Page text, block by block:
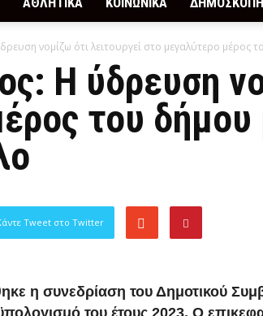
νομίζω ότι λειτουργεί στο μεγαλύτερο μέρος
Η ύδρευση
του δήμου
Tweet στο Twitter
η συνεδρίαση του Δημοτικού